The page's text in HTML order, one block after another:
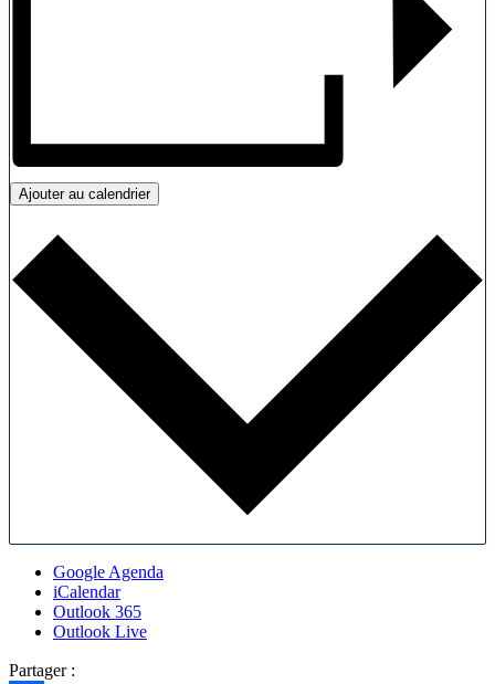
Ajouter au calendrier
Google Agenda
iCalendar
Outlook 365
Outlook Live
Partager :